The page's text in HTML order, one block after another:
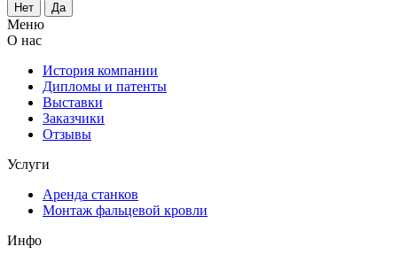
Нет Да
Меню
О нас
История компании
Дипломы и патенты
Выставки
Заказчики
Отзывы
Услуги
Аренда станков
Монтаж фальцевой кровли
Инфо